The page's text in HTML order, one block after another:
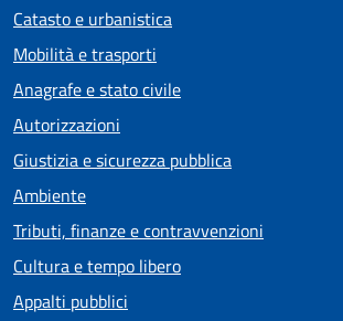
Catasto e urbanistica
Mobilità e trasporti
Anagrafe e stato civile
Autorizzazioni
Giustizia e sicurezza pubblica
Ambiente
Tributi, finanze e contravvenzioni
Cultura e tempo libero
Appalti pubblici